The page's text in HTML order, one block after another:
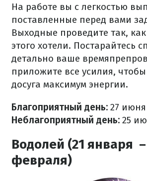
На работе вы с легкостью
поставленные перед вами
Выходные проведите так,
этого хотели. Постарайтесь
детально ваше
приложите все усилия,
досуга максимум энергии.
Благоприятный день: 27 июня
Неблагоприятный день: 25
Водолей (21 января
февраля)